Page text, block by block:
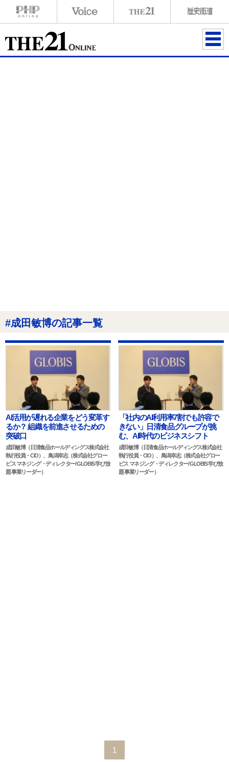
#成田敏博の記事一覧
AI活用が遅れる企業をどう変革す
るか？ 組織を前進させるための
突破口
成田敏博（日清食品ホールディングス株式会社
執行役員・CIO）、鳥潟幸志（株式会社グロー
ビス マネジング・ディレクター/ GLOBIS 学び放
題 事業リーダー）
「社内のAI利用率7割でも許容で
きない」日清食品グループが挑
む、AI時代のビジネスシフト
成田敏博（日清食品ホールディングス株式会社
執行役員・CIO）、鳥潟幸志（株式会社グロー
ビス マネジング・ディレクター/ GLOBIS 学び放
題 事業リーダー）
1